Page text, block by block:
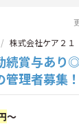
り稼げる環境
ションもアップ♪
6万円込み
じた給与のバランス
仕組みが整っていま
株式会社ケア２１
続賞与あり
理者募集
～